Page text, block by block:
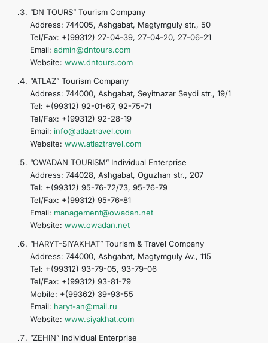
“DN TOURS” Tourism Company
Address: 744005, Ashgabat, Magtymguly str., 50
Tel/Fax: +(99312) 27-04-39, 27-04-20, 27-06-21
Email: admin@dntours.com
Website: www.dntours.com
“ATLAZ” Tourism Company
Address: 744000, Ashgabat, Seyitnazar Seydi str., 19/1
Tel: +(99312) 92-01-67, 92-75-71
Tel/Fax: +(99312) 92-28-19
Email: info@atlaztravel.com
Website: www.atlaztravel.com
“OWADAN TOURISM” Individual Enterprise
Address: 744028, Ashgabat, Oguzhan str., 207
Tel: +(99312) 95-76-72/73, 95-76-79
Tel/Fax: +(99312) 95-76-81
Email: management@owadan.net
Website: www.owadan.net
“HARYT-SIYAKHAT” Tourism & Travel Company
Address: 744000, Ashgabat, Magtymguly Av., 115
Tel: +(99312) 93-79-05, 93-79-06
Tel/Fax: +(99312) 93-81-79
Mobile: +(99362) 39-93-55
Email: haryt-an@mail.ru
Website: www.siyakhat.com
“ZEHIN” Individual Enterprise